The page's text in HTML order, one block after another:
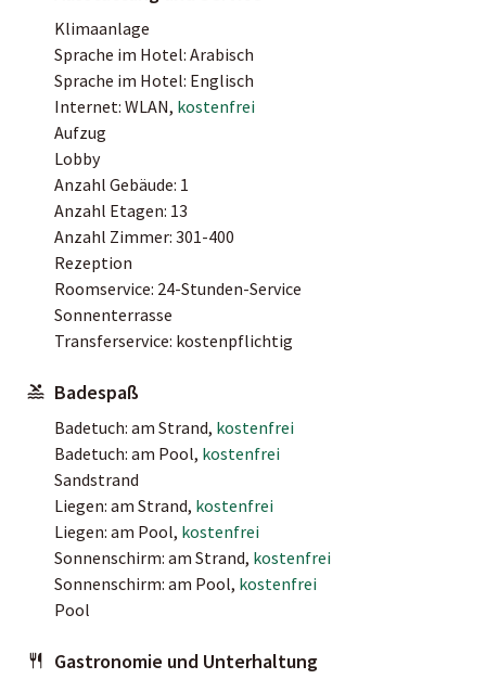
Klimaanlage
Sprache im Hotel: Arabisch
Sprache im Hotel: Englisch
Internet: WLAN, kostenfrei
Aufzug
Lobby
Anzahl Gebäude: 1
Anzahl Etagen: 13
Anzahl Zimmer: 301-400
Rezeption
Roomservice: 24-Stunden-Service
Sonnenterrasse
Transferservice: kostenpflichtig
Badespaß
Badetuch: am Strand, kostenfrei
Badetuch: am Pool, kostenfrei
Sandstrand
Liegen: am Strand, kostenfrei
Liegen: am Pool, kostenfrei
Sonnenschirm: am Strand, kostenfrei
Sonnenschirm: am Pool, kostenfrei
Pool
Gastronomie und Unterhaltung